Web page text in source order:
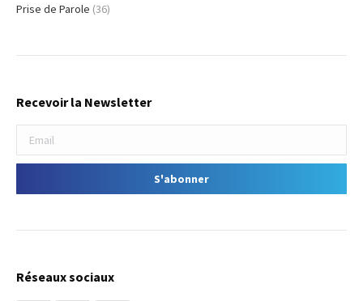
Prise de Parole (36)
Recevoir la Newsletter
Réseaux sociaux